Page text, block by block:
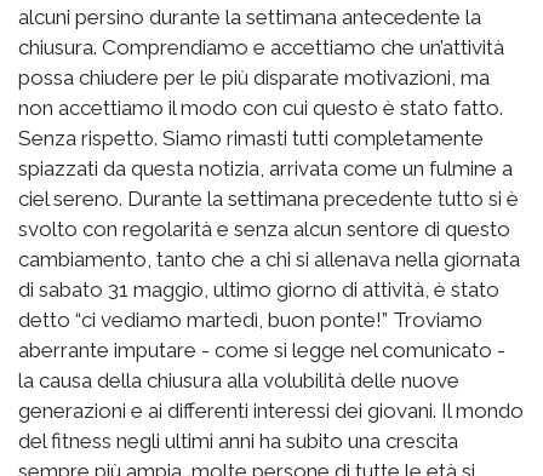
alcuni persino durante la settimana antecedente la
chiusura. Comprendiamo e accettiamo che un’attività
possa chiudere per le più disparate motivazioni, ma
non accettiamo il modo con cui questo è stato fatto.
Senza rispetto. Siamo rimasti tutti completamente
spiazzati da questa notizia, arrivata come un fulmine a
ciel sereno. Durante la settimana precedente tutto si è
svolto con regolarità e senza alcun sentore di questo
cambiamento, tanto che a chi si allenava nella giornata
di sabato 31 maggio, ultimo giorno di attività, è stato
detto “ci vediamo martedì, buon ponte!” Troviamo
aberrante imputare - come si legge nel comunicato -
la causa della chiusura alla volubilità delle nuove
generazioni e ai differenti interessi dei giovani. Il mondo
del fitness negli ultimi anni ha subito una crescita
sempre più ampia, molte persone di tutte le età si